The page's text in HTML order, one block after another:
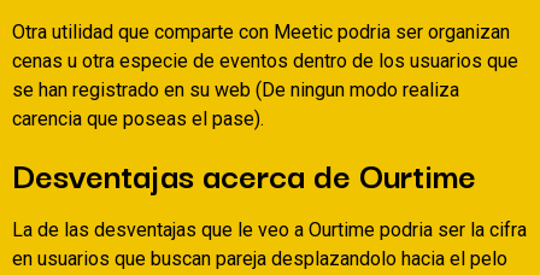
Otra utilidad que comparte con Meetic podri­a ser organizan
cenas u otra especie de eventos dentro de los usuarios que
se han registrado en su web (De ningun modo realiza
carencia que poseas el pase).
Desventajas acerca de Ourtime
La de las desventajas que le veo a Ourtime podri­a ser la cifra
en usuarios que buscan pareja desplazandolo hacia el pelo